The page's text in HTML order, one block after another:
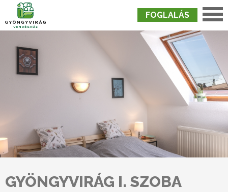
FOGLALÁS
GYÖNGYVIRÁG I. SZOBA